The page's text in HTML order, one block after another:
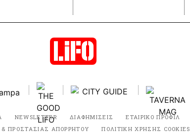
NEWSLETTER ΔΙΑΦΗΜΙΣΕΙΣ ΕΤΑΙΡΙΚΟ ΠΡΟΦΙΛ
ΠΡΟΣΤΑΣΙΑΣ ΑΠΟΡΡΗΤΟΥ
ΠΟΛΙΤΙΚΗ ΧΡΗΣΗΣ COOKIES